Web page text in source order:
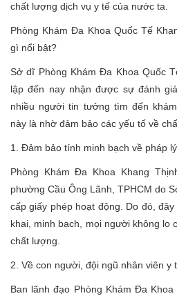
chất lượng dịch vụ y tế của nước ta.
Phòng Khám Đa Khoa Quốc Tế
gì nổi bật?
Sở dĩ Phòng Khám Đa Khoa Quốc
lập đến nay nhận được sự đánh
nhiều người tin tưởng tìm đến
này là nhờ đảm bảo các yếu tố về
1. Đảm bảo tính minh bạch về pháp lý
Phòng Khám Đa Khoa Khang
phường Cầu Ông Lãnh, TPHCM do
cấp giấy phép hoạt động. Do đó,
khai, minh bạch, mọi người không lo
chất lượng.
2. Về con người, đội ngũ nhân viên y
Ban lãnh đạo Phòng Khám Đa